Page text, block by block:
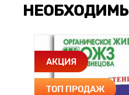
АКЦИЯ
ТОП ПРОДАЖ